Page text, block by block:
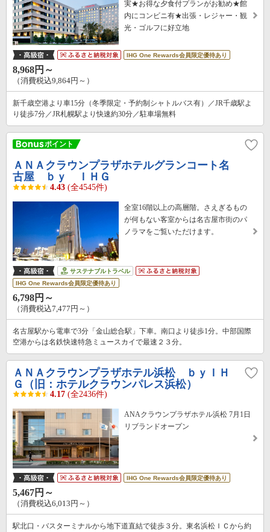
実★お得な夕食付プランがお勧め★館
内にコンビニ有★出張・レジャー・観
光・ゴルフに好立地
IHG One Rewards会員限定優待あり
8,968円～
（消費税込9,864円～）
新千歳空港より車15分（冬季限定・予約制シャトルバス有）／JR千歳駅よ
り徒歩7分／JR札幌駅より快速約30分／駐車場無料
ＡＮＡクラウンプラザホテルグランコート名
古屋 ｂｙ ＩＨＧ
4.43 (全4545件)
全室16階以上の高層階。さえぎるもの
が何もない客室からは名古屋市街のパ
ノラマをご覧いただけます。
サステナブルトラベル
IHG One Rewards会員限定優待あり
6,798円～
（消費税込7,477円～）
名古屋駅から電車で3分「金山総合駅」下車。南口より徒歩1分。中部国際
空港からは名鉄快速特急ミュースカイで最速２３分。
ＡＮＡクラウンプラザホテル浜松 ｂｙＩＨ
Ｇ（旧：ホテルクラウンパレス浜松）
4.17 (全2436件)
ANAクラウンプラザホテル浜松 7月1日
リブランドオープン
IHG One Rewards会員限定優待あり
5,467円～
（消費税込6,013円～）
駅北口・バスターミナルから地下道直結で徒歩３分。東名浜松ＩＣから約